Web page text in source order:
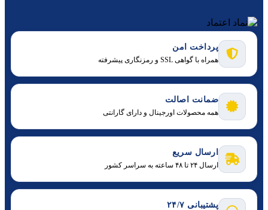
پرداخت امن
همراه با گواهی SSL و رمزنگاری پیشرفته
ضمانت اصالت
همه محصولات اورجینال و دارای گارانتی
ارسال سریع
ارسال ۲۴ تا ۴۸ ساعته به سراسر کشور
پشتیبانی ۲۴/۷